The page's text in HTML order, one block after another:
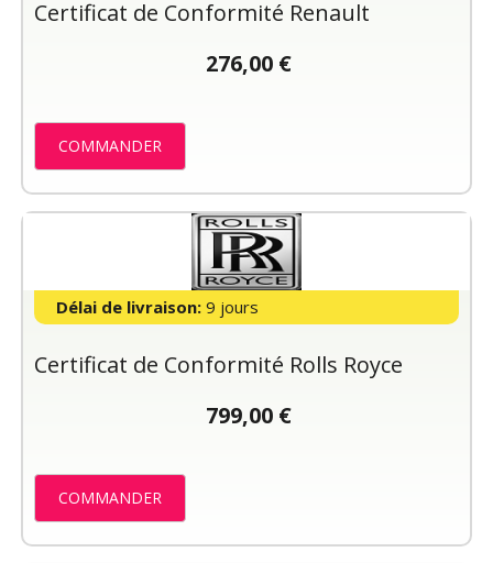
Certificat de Conformité Renault
276,00 €
COMMANDER
Délai de livraison: 9 jours
Certificat de Conformité Rolls Royce
799,00 €
COMMANDER